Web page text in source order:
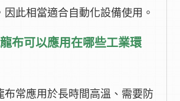
因此相當適合自動化設備使用。
布可以應用在哪些工業環
布常應用於長時間高溫、需要防